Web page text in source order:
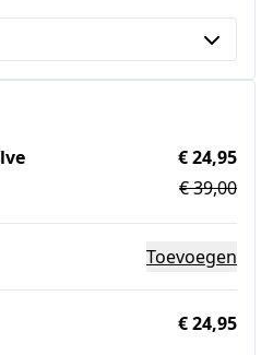
€ 24,95
€ 39,00
Toevoegen
€ 24,95